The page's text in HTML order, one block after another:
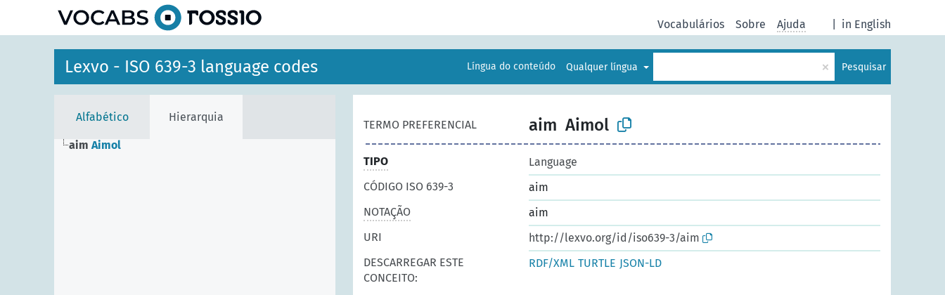
in English
Vocabulários Sobre Ajuda
Lexvo - ISO 639-3 language codes Língua do conteúdo Qualquer língua × Pesquisar
Alfabético Hierarquia
aim Aimol
TERMO PREFERENCIAL aim Aimol
TIPO
Language
CÓDIGO ISO 639-3
aim
NOTAÇÃO
aim
URI
http://lexvo.org/id/iso639-3/aim
DESCARREGAR ESTE
CONCEITO:
RDF/XML TURTLE JSON-LD